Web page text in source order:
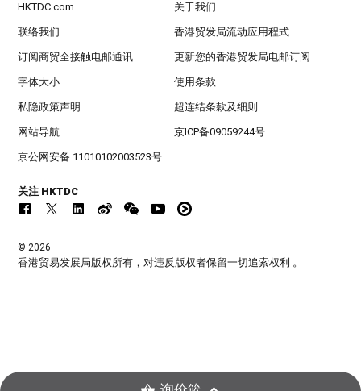
HKTDC.com 关于我们
联络我们 香港贸发局流动应用程式
订阅商贸全接触电邮通讯 更新您的香港贸发局电邮订阅
字体大小 使用条款
私隐政策声明 超连结条款及细则
网站导航 京ICP备09059244号
京公网安备 11010102003523号
关注 HKTDC
© 2026
香港贸易发展局版权所有，对违反版权者保留一切追索权利 。